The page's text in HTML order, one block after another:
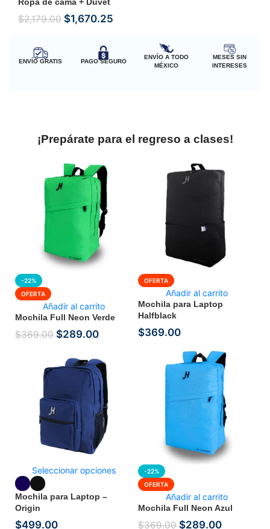
$2,179.00 $1,670.25
ENVÍO GRATIS PAGO SEGURO
ENVÍO A TODO
MÉXICO
MESES SIN
INTERESES
¡Prepárate para el regreso a clases!
-22%
OFERTA
Añadir al carrito
Mochila Full Neon Verde
$369.00 $289.00
OFERTA
Añadir al carrito
Mochila para Laptop
Halfblack
$369.00
Seleccionar opciones
Mochila para Laptop –
Origin
$499.00
-22%
OFERTA
Añadir al carrito
Mochila Full Neon Azul
$369.00 $289.00